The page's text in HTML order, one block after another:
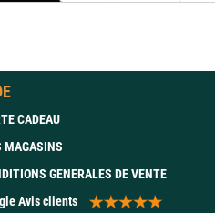
CADEAU
MAGASINS
GENERALES DE VENTE
Avis clients